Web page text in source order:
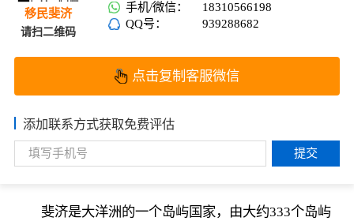
移民斐济
请扫二维码
手机/微信：
18310566198
QQ号：
939288682
点击复制客服微信
添加联系方式获取免费评估
提交
斐济是大洋洲的一个岛屿国家，由大约333个岛屿